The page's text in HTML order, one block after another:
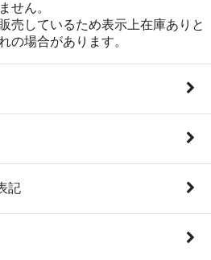
せん。
売しているため表示上在庫ありと
の場合があります。
記